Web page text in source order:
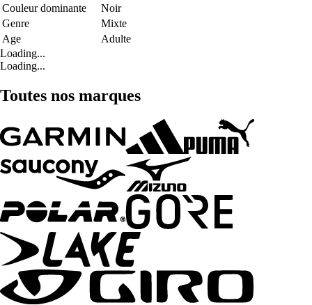
Couleur dominante
Noir
Genre
Mixte
Age
Adulte
Loading...
Loading...
Toutes nos marques